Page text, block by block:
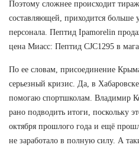
Поэтому сложнее происходит
составляющей, приходится больше
персонала. Пептид Ipamorelin
цена Миасс: Пептид CJC1295 в
По ее словам, присоединение
серьезный кризис. Да, в
помогаю спортшколам. Владимир
рано подводить итоги, поскольку
октября прошлого года и ещё
не заработало в полную силу. А